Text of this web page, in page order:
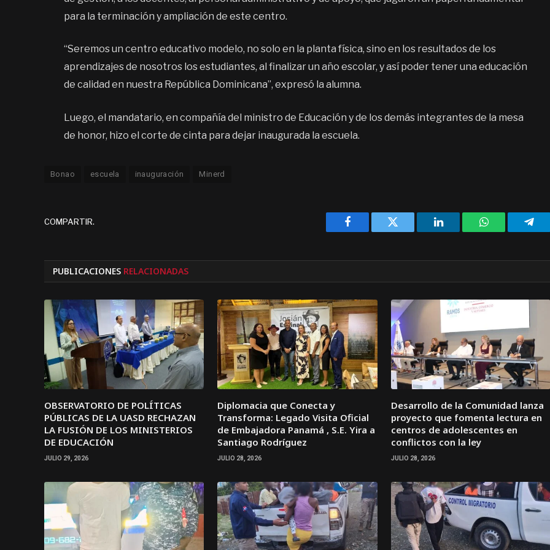
para la terminación y ampliación de este centro.
“Seremos un centro educativo modelo, no solo en la planta física, sino en los resultados de los
aprendizajes de nosotros los estudiantes, al finalizar un año escolar, y así poder tener una educación
de calidad en nuestra República Dominicana”, expresó la alumna.
Luego, el mandatario, en compañía del ministro de Educación y de los demás integrantes de la mesa
de honor, hizo el corte de cinta para dejar inaugurada la escuela.
Bonao escuela inauguración Minerd
COMPARTIR.
Facebook Twitter LinkedIn WhatsApp
PUBLICACIONES RELACIONADAS
OBSERVATORIO DE POLÍTICAS
PÚBLICAS DE LA UASD RECHAZAN
LA FUSIÓN DE LOS MINISTERIOS
DE EDUCACIÓN
JULIO 29, 2026
Diplomacia que Conecta y
Transforma: Legado Visita Oficial
de Embajadora Panamá , S.E. Yira a
Santiago Rodríguez
JULIO 28, 2026
Desarrollo de la Comunidad lanza
proyecto que fomenta lectura en
centros de adolescentes en
conflictos con la ley
JULIO 28, 2026